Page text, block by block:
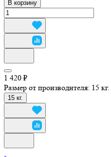
В корзину
1 420 ₽
Размер от производителя: 15 кг.
15 кг.